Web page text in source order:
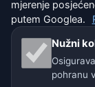
Isključenje
Pomažemo
Sitemap
mjerenje
putem Googlea.
Nužni
pohranu